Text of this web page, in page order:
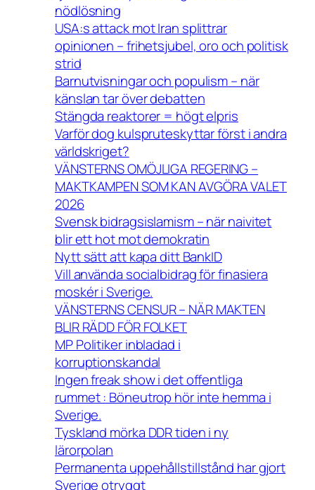
nödlösning
USA:s attack mot Iran splittrar
opinionen – frihetsjubel, oro och politisk
strid
Barnutvisningar och populism – när
känslan tar över debatten
Stängda reaktorer = högt elpris
Varför dog kulspruteskyttar först i andra
världskriget?
VÄNSTERNS OMÖJLIGA REGERING –
MAKTKAMPEN SOM KAN AVGÖRA VALET
2026
Svensk bidragsislamism – när naivitet
blir ett hot mot demokratin
Nytt sätt att kapa ditt BankID
Vill använda socialbidrag för finasiera
moskér i Sverige.
VÄNSTERNS CENSUR – NÄR MAKTEN
BLIR RÄDD FÖR FOLKET
MP Politiker inbladad i
korruptionskandal
Ingen freak show i det offentliga
rummet : Böneutrop hör inte hemma i
Sverige.
Tyskland mörka DDR tiden i ny
lärorpolan
Permanenta uppehållstillstånd har gjort
Sverige otryggt